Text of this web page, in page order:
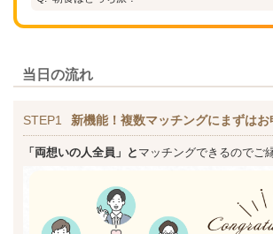
当日の流れ
STEP1 新機能！複数マッチングにまずはお
「両想いの人全員」と マッチングできるのでご